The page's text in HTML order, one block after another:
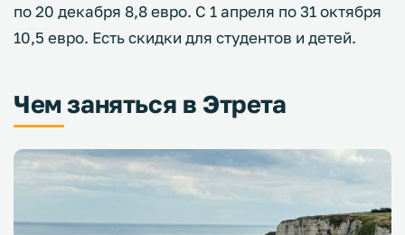
по 20 декабря 8,8 евро. С 1 апреля по 31 октября
10,5 евро. Есть скидки для студентов и детей.
Чем заняться в Этрета